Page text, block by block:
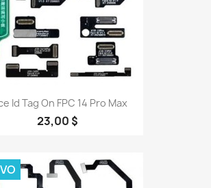
Id Tag On FPC 14 Pro Max
23,00 $